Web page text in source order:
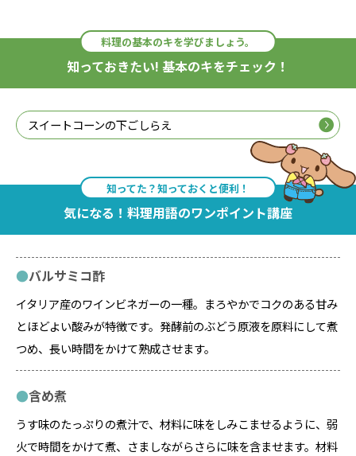
料理の基本のキを学びましょう。
知っておきたい! 基本のキをチェック！
スイートコーンの下ごしらえ
知ってた？知っておくと便利！
気になる！料理用語のワンポイント講座
バルサミコ酢
イタリア産のワインビネガーの一種。まろやかでコクのある甘み
とほどよい酸みが特徴です。発酵前のぶどう原液を原料にして煮
つめ、長い時間をかけて熟成させます。
含め煮
うす味のたっぷりの煮汁で、材料に味をしみこませるように、弱
火で時間をかけて煮、さましながらさらに味を含ませます。材料